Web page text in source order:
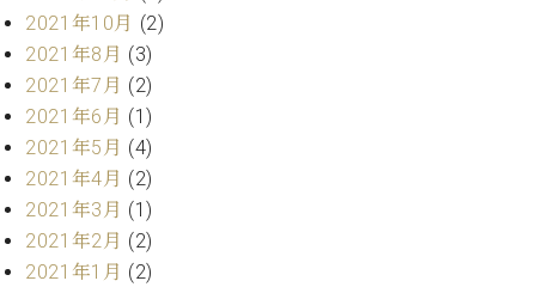
ス
ア
ッ
プ
ラ
イ
ピ
ア
ノ
教
室
ピ
ア
ノ
コ
ン
シ
2021年10月 (2)
2021年8月 (3)
2021年7月 (2)
2021年6月 (1)
2021年5月 (4)
2021年4月 (2)
2021年3月 (1)
2021年2月 (2)
2021年1月 (2)